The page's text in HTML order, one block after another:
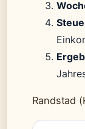
Randstad